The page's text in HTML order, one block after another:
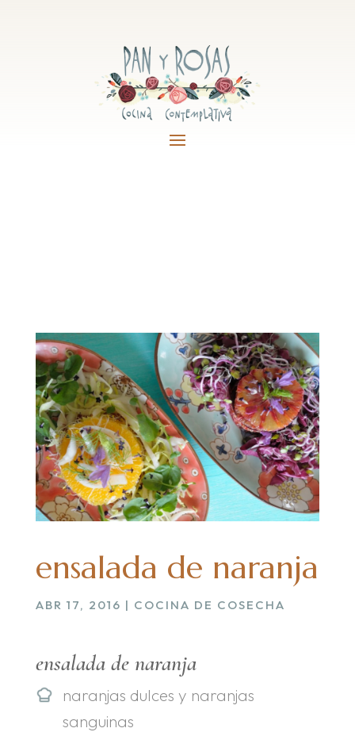
ensalada de naranja
ABR 17, 2016 | COCINA DE COSECHA
ensalada de naranja
naranjas dulces y naranjas
sanguinas